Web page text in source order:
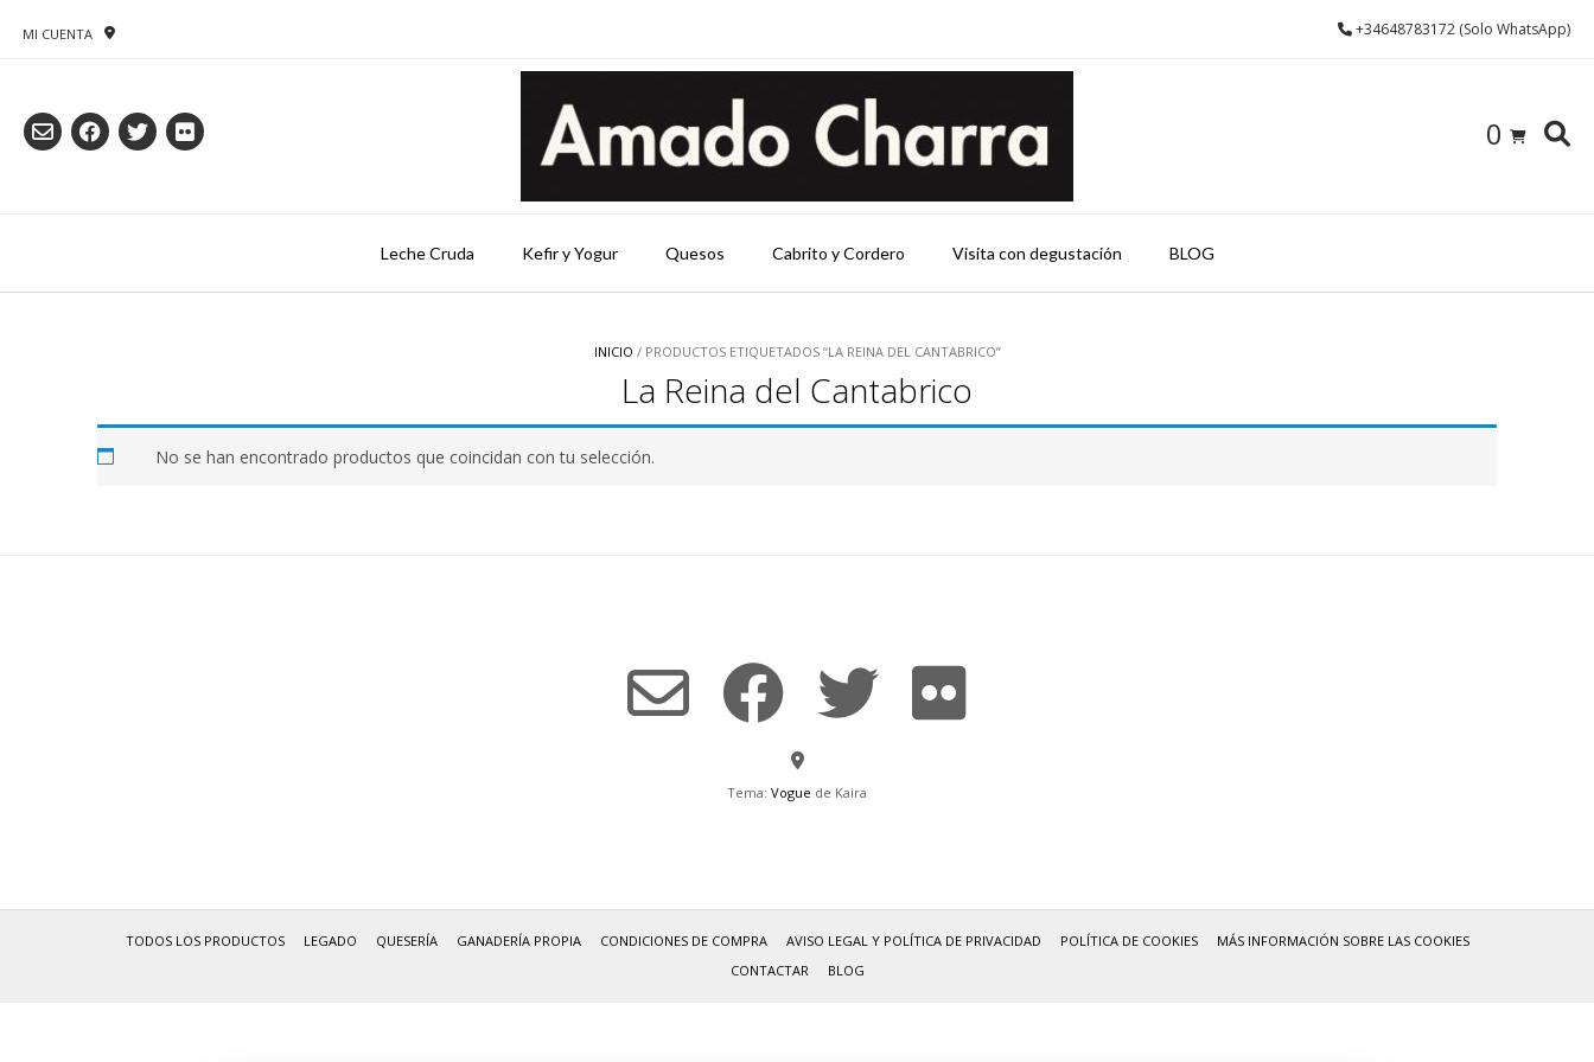
MI CUENTA +34648783172 (Solo WhatsApp)
0
Leche Cruda Kefir y Yogur Quesos Cabrito y Cordero Visita con degustación BLOG
INICIO / PRODUCTOS ETIQUETADOS “LA REINA DEL CANTABRICO”
La Reina del Cantabrico
No se han encontrado productos que coincidan con tu selección.
Tema: Vogue de Kaira
TODOS LOS PRODUCTOS LEGADO QUESERÍA GANADERÍA PROPIA CONDICIONES DE COMPRA AVISO LEGAL Y POLÍTICA DE PRIVACIDAD POLÍTICA DE COOKIES
MÁS INFORMACIÓN SOBRE LAS COOKIES
CONTACTAR
BLOG